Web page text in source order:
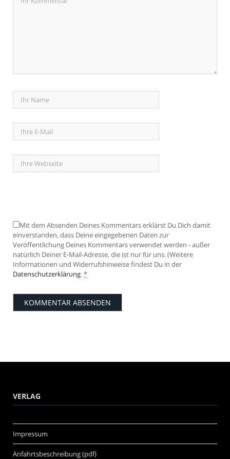
Mit dem Absenden Deines Kommentars erklärst Du Dich damit
einverstanden, dass Deine eingegebenen Daten zur
Veröffentlichung Deines Kommentars verwendet werden - außer
natürlich Deiner E-Mail-Adresse, die ist nur für uns. (Weitere
Informationen und Widerrufshinweise findest Du in der
Datenschutzerklärung.*
VERLAG
Impressum
Anfahrtsbeschreibung (pdf)